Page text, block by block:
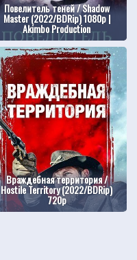
Повелитель теней / Shadow
Master (2022/BDRip) 1080p |
Akimbo Production
Враждебная территория /
Hostile Territory (2022/BDRip)
720p